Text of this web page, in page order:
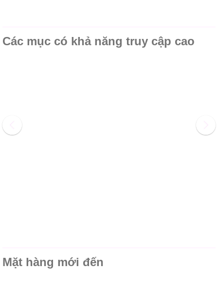
Các mục có khả năng truy cập cao
Mặt hàng mới đến